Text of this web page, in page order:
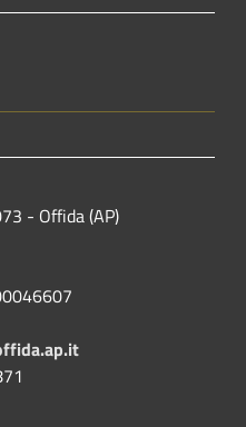
- Offida (AP)